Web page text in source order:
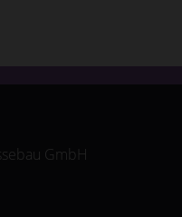
GmbH